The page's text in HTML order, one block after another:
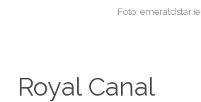
Foto: emeraldstar.ie
Royal Canal